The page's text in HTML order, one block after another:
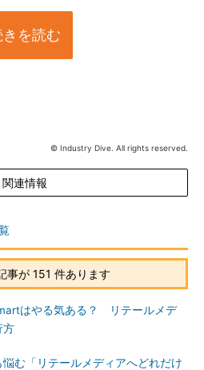
きを読む
© Industry Dive. All rights reserved.
関連情報
事が 151 件あります
はやる気ある？ リテールメデ
方
悩む「リテールメディアへどれだけ